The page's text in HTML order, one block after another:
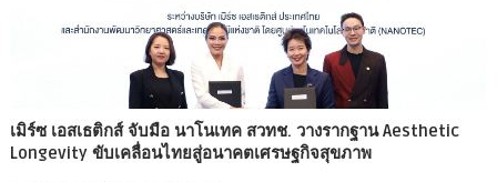
เมิร์ซ เอสเธติกส์ จับมือ นาโนเทค สวทช. วางรากฐาน Aesthetic
Longevity ขับเคลื่อนไทยสู่อนาคตเศรษฐกิจสุขภาพ